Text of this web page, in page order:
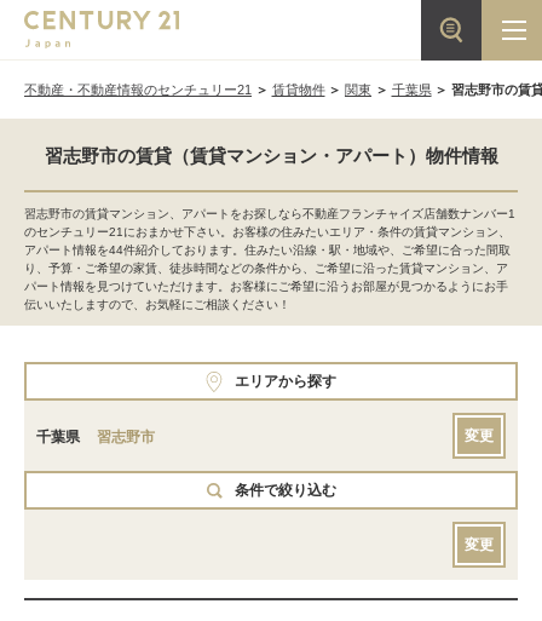
不動産・不動産情報のセンチュリー21 賃貸物件 関東 千葉県 習志野市の賃
習志野市の賃貸（賃貸マンション・アパート）物件情報
習志野市の賃貸マンション、アパートをお探しなら不動産フランチャイズ店舗数ナンバー1
のセンチュリー21におまかせ下さい。お客様の住みたいエリア・条件の賃貸マンション、
アパート情報を44件紹介しております。住みたい沿線・駅・地域や、ご希望に合った間取
り、予算・ご希望の家賃、徒歩時間などの条件から、ご希望に沿った賃貸マンション、ア
パート情報を見つけていただけます。お客様にご希望に沿うお部屋が見つかるようにお手
伝いいたしますので、お気軽にご相談ください！
エリアから探す
千葉県 習志野市 変更
条件で絞り込む
変更